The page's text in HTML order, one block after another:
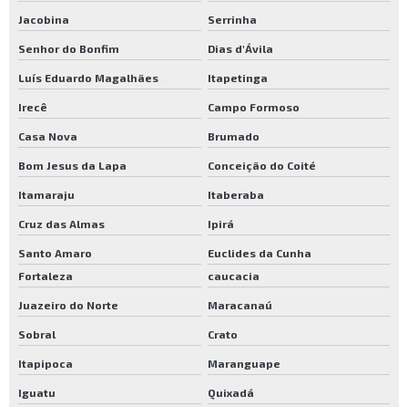
Jacobina Serrinha
Senhor do Bonfim Dias d'Ávila
Luís Eduardo Magalhães Itapetinga
Irecê Campo Formoso
Casa Nova Brumado
Bom Jesus da Lapa Conceição do Coité
Itamaraju Itaberaba
Cruz das Almas Ipirá
Santo Amaro
Euclides da Cunha
Fortaleza
caucacia
Juazeiro do Norte Maracanaú
Sobral Crato
Itapipoca Maranguape
Iguatu Quixadá